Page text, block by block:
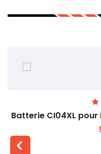
Batterie CI04XL pour